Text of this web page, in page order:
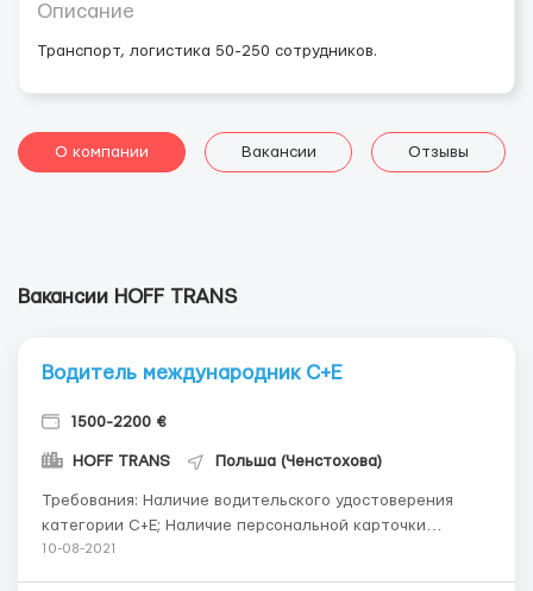
Описание
Транспорт, логистика 50-250 сотрудников.
О компании Вакансии Отзывы
Вакансии HOFF TRANS
Водитель международник C+E
1500-2200 €
HOFF TRANS Польша (Ченстохова)
Требования: Наличие водительского удостоверения
категории С+Е; Наличие персональной карточки
водителя для цифрового тахографа; Желателен опыт
10-08-2021